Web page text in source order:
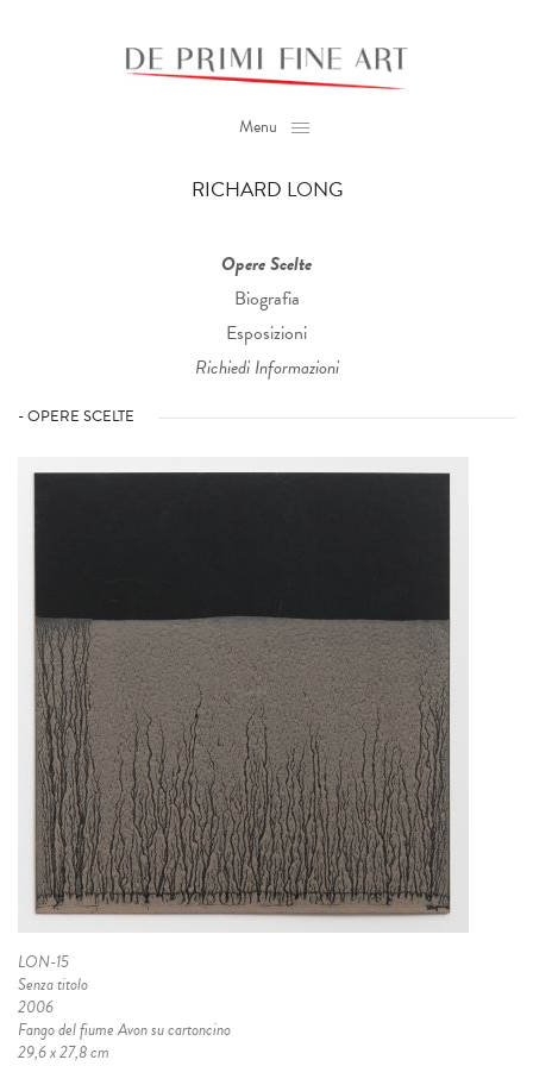
Menu
RICHARD LONG
Opere Scelte
Biografia
Esposizioni
Richiedi Informazioni
- OPERE SCELTE
LON-15
Senza titolo
2006
Fango del fiume Avon su cartoncino
29,6 x 27,8 cm